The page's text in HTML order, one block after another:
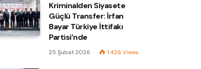
Kriminalden Siyasete
Güçlü Transfer: İrfan
Bayar Türkiye İttifakı
Partisi’nde
25 Şubat 2026 1.426 Views